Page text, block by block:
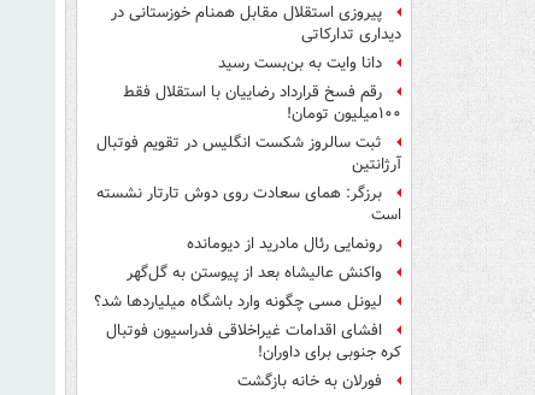
پیروزی استقلال مقابل همنام خوزستانی در
دیداری تدارکاتی
دانا وایت به بن‌بست رسید
رقم فسخ قرارداد رضاییان با استقلال فقط
۱۰۰میلیون تومان!
ثبت سالروز شکست انگلیس در تقویم فوتبال
آرژانتین
برزگر: همای سعادت روی دوش تارتار نشسته
است
رونمایی رئال مادرید از دیومانده
واکنش عالیشاه بعد از پیوستن به گل‌گهر
لیونل مسی چگونه وارد باشگاه میلیاردها شد؟
افشای اقدامات غیراخلاقی فدراسیون فوتبال
کره جنوبی برای داوران!
فورلان به خانه بازگشت